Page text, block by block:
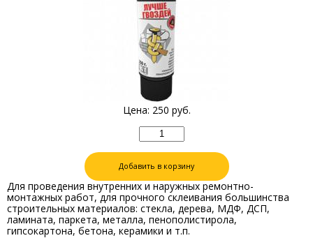
Цена: 250 руб.
Добавить в корзину
Для проведения внутренних и наружных ремонтно-
монтажных работ, для прочного склеивания большинства
строительных материалов: стекла, дерева, МДФ, ДСП,
ламината, паркета, металла, пенополистирола,
гипсокартона, бетона, керамики и т.п.